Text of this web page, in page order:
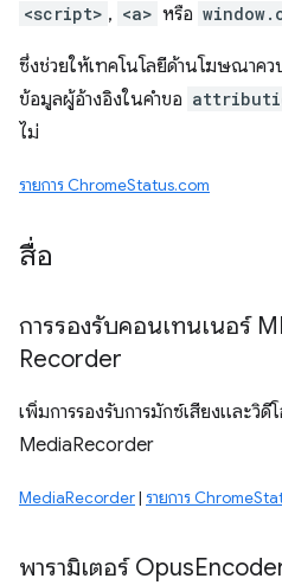
<script> , <a> หรือ
ซึ่งช่วยให้เทคโนโลยีด้านโฆษณาคว
ข้อมูลผู้อ้างอิงในคำขอ
ไม่
รายการ ChromeStatus.com
สื่อ
การรองรับคอนเทนเนอร์
Recorder
เพิ่มการรองรับการมักซ์เสียงและวิ
MediaRecorder
MediaRecorder| รายการ
พารามิเตอร์ Opus